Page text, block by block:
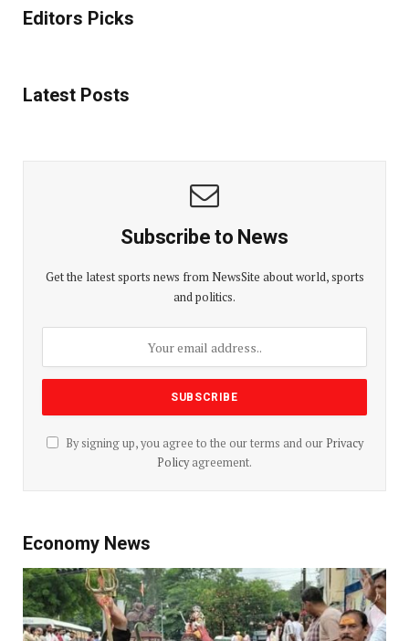
Editors Picks
Latest Posts
Subscribe to News
Get the latest sports news from NewsSite about world, sports
and politics.
By signing up, you agree to the our terms and our Privacy
Policyagreement.
Economy News